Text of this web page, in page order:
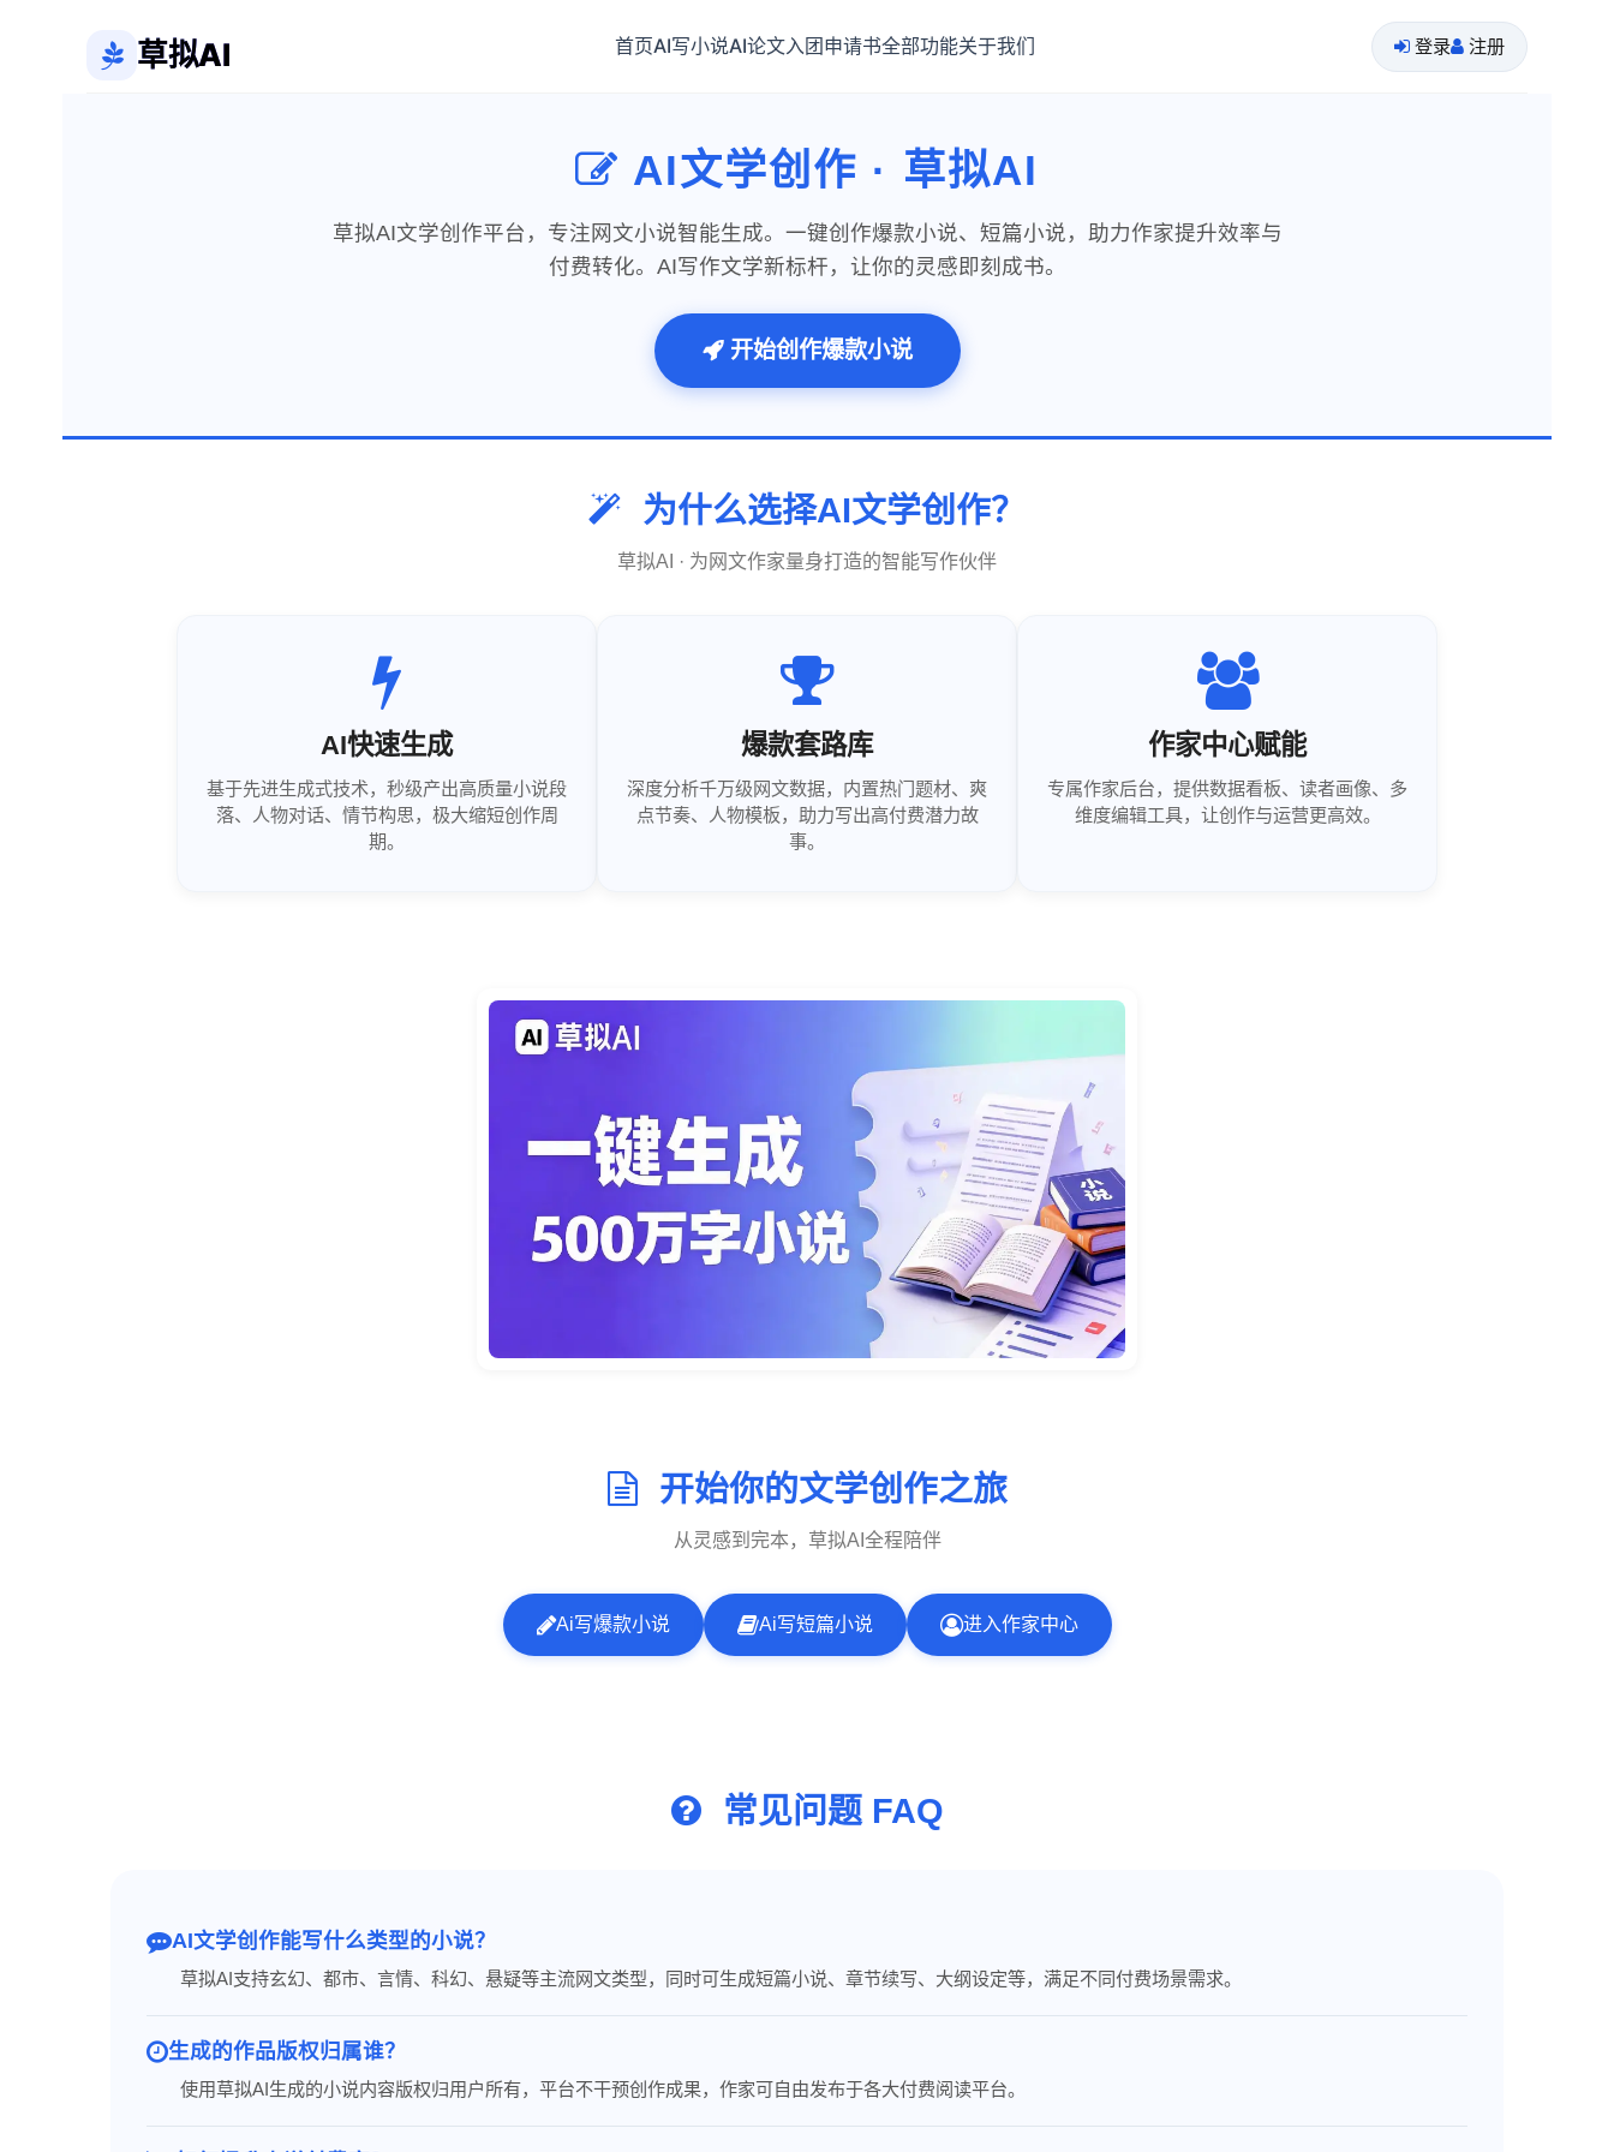
草拟AI 首页AI写小说AI论文入团申请书全部功能关于我们 登录 注册
AI文学创作 · 草拟AI
草拟AI文学创作平台，专注网文小说智能生成。一键创作爆款小说、短篇小说，助力作家提升效率与
付费转化。AI写作文学新标杆，让你的灵感即刻成书。
开始创作爆款小说
为什么选择AI文学创作？
草拟AI · 为网文作家量身打造的智能写作伙伴
AI快速生成
基于先进生成式技术，秒级产出高质量小说段
落、人物对话、情节构思，极大缩短创作周
期。
爆款套路库
深度分析千万级网文数据，内置热门题材、爽
点节奏、人物模板，助力写出高付费潜力故
事。
作家中心赋能
专属作家后台，提供数据看板、读者画像、多
维度编辑工具，让创作与运营更高效。
开始你的文学创作之旅
从灵感到完本，草拟AI全程陪伴
Ai写爆款小说 Ai写短篇小说 进入作家中心
常见问题 FAQ
AI文学创作能写什么类型的小说？
草拟AI支持玄幻、都市、言情、科幻、悬疑等主流网文类型，同时可生成短篇小说、章节续写、大纲设定等，满足不同付费场景需求。
生成的作品版权归属谁？
使用草拟AI生成的小说内容版权归用户所有，平台不干预创作成果，作家可自由发布于各大付费阅读平台。